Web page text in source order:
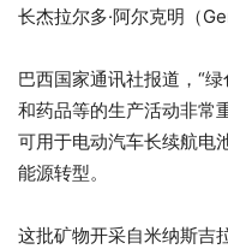
长杰拉尔多·阿尔克明（
巴西国家通讯社报道，“
和药品等的生产活动非常
可用于电动汽车长续航电
能源转型。
这批矿物开采自米纳斯吉